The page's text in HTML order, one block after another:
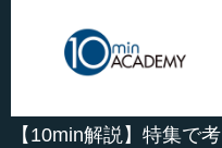
【10min解説】特集で考